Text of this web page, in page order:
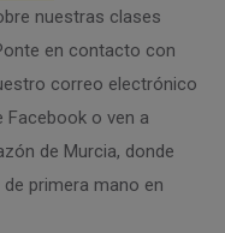
nuestras clases
en contacto con
correo electrónico
Facebook o ven a
de Murcia, donde
primera mano en